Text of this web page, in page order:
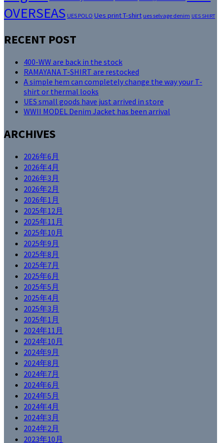
OVERSEAS UES POLO Ues print T-shirt ues selvage denim UES SHIRT
RECENT POST
400-WW are back in the stock
RAMAYANA T-SHIRT are restocked
A simple hem can completely change the way your T-
shirt or thermal looks
UES small goods have just arrived in store
WWII MODEL Denim Jacket has been arrival
ARCHIVES
2026年6月
2026年4月
2026年3月
2026年2月
2026年1月
2025年12月
2025年11月
2025年10月
2025年9月
2025年8月
2025年7月
2025年6月
2025年5月
2025年4月
2025年3月
2025年1月
2024年11月
2024年10月
2024年9月
2024年8月
2024年7月
2024年6月
2024年5月
2024年4月
2024年3月
2024年2月
2023年10月